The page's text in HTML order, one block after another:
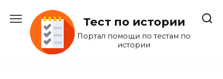
содержанию
Тест по истории
Портал помощи по тестам по
истории